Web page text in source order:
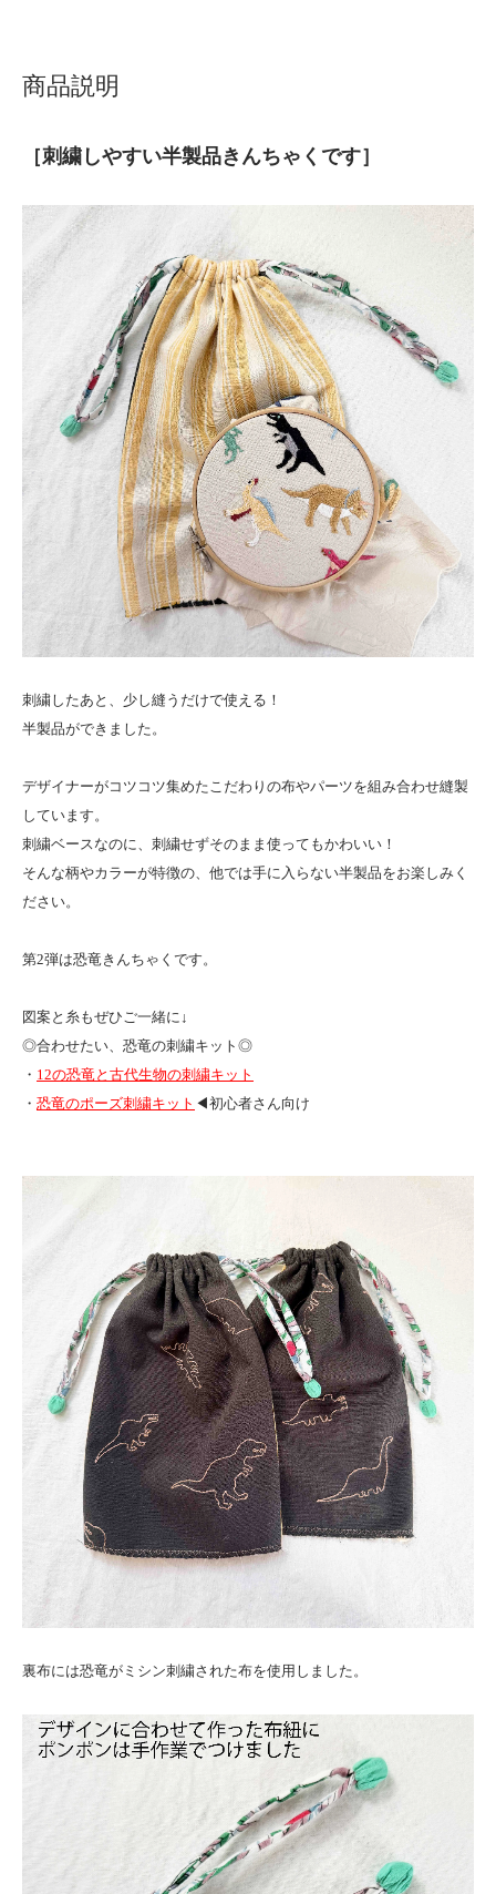
商品説明
［刺繍しやすい半製品きんちゃくです］
刺繍したあと、少し縫うだけで使える！
半製品ができました。
デザイナーがコツコツ集めたこだわりの布やパーツを組み合わせ縫製
しています。
刺繍ベースなのに、刺繍せずそのまま使ってもかわいい！
そんな柄やカラーが特徴の、他では手に入らない半製品をお楽しみく
ださい。
第2弾は恐竜きんちゃくです。
図案と糸もぜひご一緒に↓
◎合わせたい、恐竜の刺繍キット◎
・ 12の恐竜と古代生物の刺繍キット
・ 恐竜のポーズ刺繍キット ◀︎初心者さん向け
裏布には恐竜がミシン刺繍された布を使用しました。